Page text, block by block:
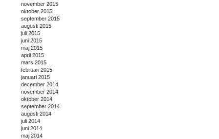
november 2015
oktober 2015
september 2015
augusti 2015
juli 2015
juni 2015
maj 2015
april 2015
mars 2015
februari 2015
januari 2015
december 2014
november 2014
oktober 2014
september 2014
augusti 2014
juli 2014
juni 2014
maj 2014